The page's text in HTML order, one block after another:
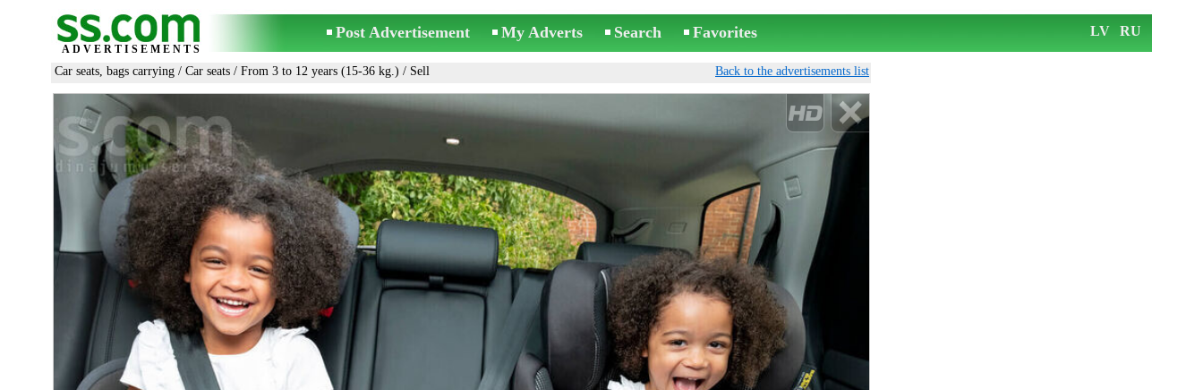
ADVERTISEMENTS
Post Advertisement My Adverts Search Favorites LV RU
Car seats, bags carrying / Car seats / From 3 to 12 years (15-36 kg.) / Sell Back to the advertisements list